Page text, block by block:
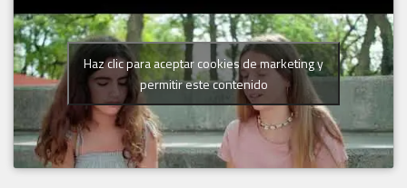
Haz clic para aceptar cookies de marketing y
permitir este contenido